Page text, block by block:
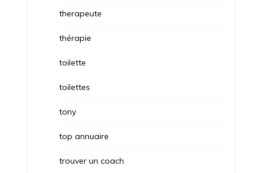
therapeute
thérapie
toilette
toilettes
tony
top annuaire
trouver un coach